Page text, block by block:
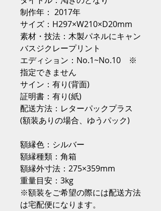
制作年： 2017年
サイズ：H297×W210×D20mm
素材・技法：木製パネルにキャン
バスジクレープリント
エディション：No.1~No.10 ※
指定できません
サイン：有り(背面)
証明書：有り(紙)
配送方法：レターパックプラス
(額装ありの場合、ゆうパック)
額縁色：シルバー
額縁種類：角箱
額縁外寸法：275×359mm
重量目安：3kg
※額装をご希望の際には配送方法
は宅配便になります。